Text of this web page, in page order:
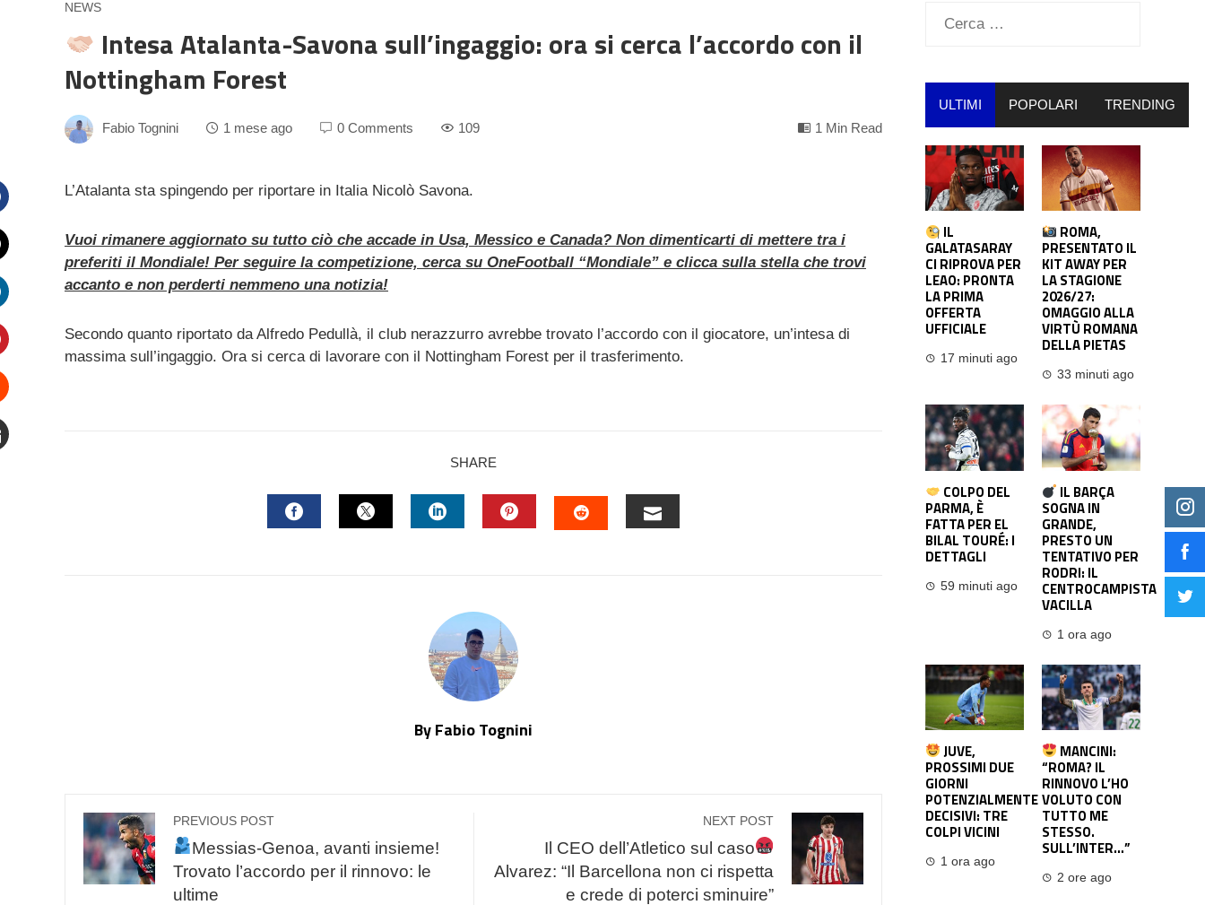
NEWS
Intesa Atalanta-Savona sull’ingaggio: ora si cerca l’accordo con il
Nottingham Forest
Fabio Tognini 1 mese ago 0 Comments 109 1 Min Read
L’Atalanta sta spingendo per riportare in Italia Nicolò Savona.
Vuoi rimanere aggiornato su tutto ciò che accade in Usa, Messico e Canada? Non dimenticarti di mettere tra i
preferiti il Mondiale! Per seguire la competizione, cerca su OneFootball “Mondiale” e clicca sulla stella che trovi
accanto e non perderti nemmeno una notizia!
Secondo quanto riportato da Alfredo Pedullà, il club nerazzurro avrebbe trovato l’accordo con il giocatore, un’intesa di
massima sull’ingaggio. Ora si cerca di lavorare con il Nottingham Forest per il trasferimento.
SHARE
By Fabio Tognini
PREVIOUS POST
Messias-Genoa, avanti insieme!
Trovato l’accordo per il rinnovo: le
ultime
NEXT POST
Il CEO dell’Atletico sul caso
Alvarez: “Il Barcellona non ci rispetta
e crede di poterci sminuire”
Ricerca
ULTIMI POPOLARI TRENDING
IL
GALATASARAY
CI RIPROVA PER
LEAO: PRONTA
LA PRIMA
OFFERTA
UFFICIALE
17 minuti ago
ROMA,
PRESENTATO IL
KIT AWAY PER
LA STAGIONE
2026/27:
OMAGGIO ALLA
VIRTÙ ROMANA
DELLA PIETAS
33 minuti ago
COLPO DEL
PARMA, È
FATTA PER EL
BILAL TOURÉ: I
DETTAGLI
59 minuti ago
IL BARÇA
SOGNA IN
GRANDE,
PRESTO UN
TENTATIVO PER
RODRI: IL
CENTROCAMPISTA
VACILLA
1 ora ago
JUVE,
PROSSIMI DUE
GIORNI
POTENZIALMENTE
DECISIVI: TRE
COLPI VICINI
1 ora ago
MANCINI:
“ROMA? IL
RINNOVO L’HO
VOLUTO CON
TUTTO ME
STESSO.
SULL’INTER…”
2 ore ago